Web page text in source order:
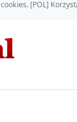
[POL]